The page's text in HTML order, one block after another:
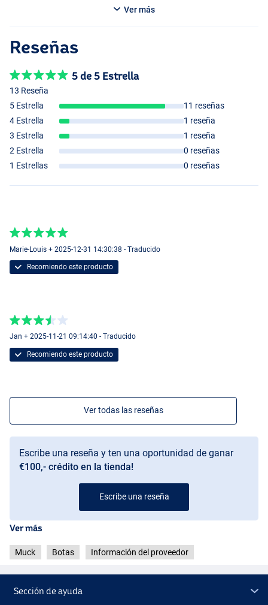
Ver más
Reseñas
5 de 5 Estrella
13 Reseña
5 Estrella
11 reseñas
4 Estrella
1 reseña
3 Estrella
1 reseña
2 Estrella
0 reseñas
1 Estrellas
0 reseñas
Marie-Louis + 2025-12-31 14:30:38 - Traducido
Recomiendo este producto
Jan + 2025-11-21 09:14:40 - Traducido
Recomiendo este producto
Ver todas las reseñas
Escribe una reseña y ten una oportunidad de ganar
€100,- crédito en la tienda!
Escribe una reseña
Ver más
Muck Botas Información del proveedor
Sección de ayuda